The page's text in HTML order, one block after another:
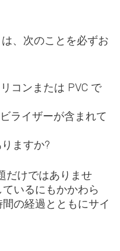
、次のことを必ずお
コンまたは PVC で
ライザーが含まれて
ますか?
だけではありませ
いるにもかかわら
の経過とともにサイ